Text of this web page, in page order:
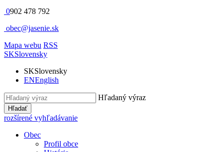
0902 478 792
obec@jasenie.sk
Mapa webu RSS
SKSlovensky
SKSlovensky
ENEnglish
Hľadaný výraz
Hľadať
rozšírené vyhľadávanie
Obec
Profil obce